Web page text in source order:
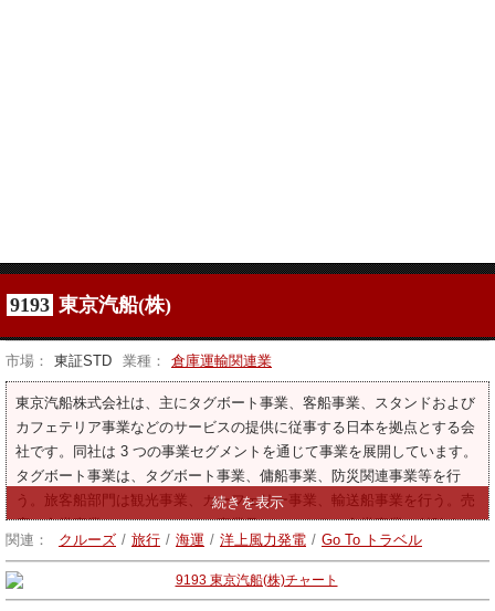
9193 東京汽船(株)
市場： 東証STD 業種： 倉庫運輸関連業
東京汽船株式会社は、主にタグボート事業、客船事業、スタンドおよび
カフェテリア事業などのサービスの提供に従事する日本を拠点とする会
社です。同社は 3 つの事業セグメントを通じて事業を展開しています。
タグボート事業は、タグボート事業、傭船事業、防災関連事業等を行
う。旅客船部門は観光事業、カーフェリー事業、輸送船事業を行う。売
店・食堂事業は、カーフェリー事業及びレストラン食堂事業に付随する
物品の販売を行う。
関連： クルーズ / 旅行 / 海運 / 洋上風力発電 / Go To トラベル